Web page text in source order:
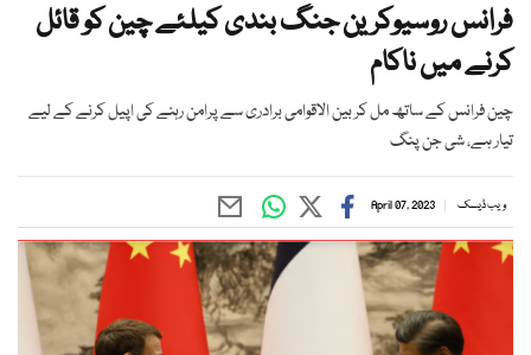
فرانس روسیوکرین جنگ بندی کیلئے چین کو قائل
کرنے میں ناکام
چین فرانس کے ساتھ مل کر بین الاقوامی برادری سے پرامن رہنے کی اپیل کرنے کے لیے
تیار ہے، شی جن پنگ
ویب ڈیسک April 07, 2023